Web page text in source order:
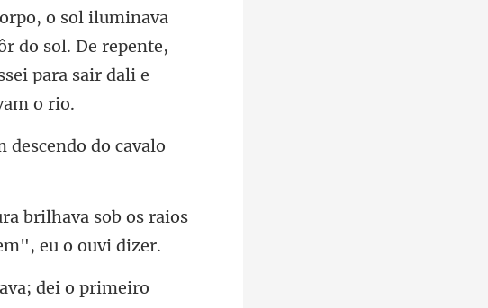
o sol iluminava
do sol. De
descendo do cavalo
brilhava sob os raios
dei o primeiro